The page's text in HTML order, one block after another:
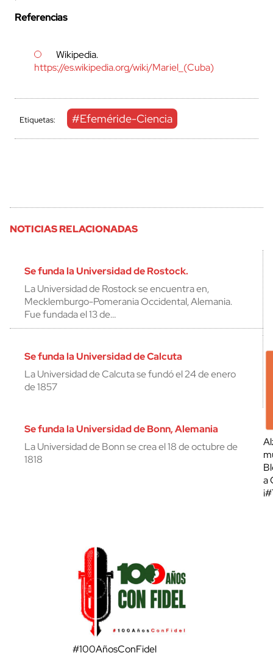
Referencias
Wikipedia.
https://es.wikipedia.org/wiki/Mariel_(Cuba)
Etiquetas: #Efeméride-Ciencia
NOTICIAS RELACIONADAS
Se funda la Universidad de Rostock.
La Universidad de Rostock se encuentra en,
Mecklemburgo-Pomerania Occidental, Alemania.
Fue fundada el 13 de…
Se funda la Universidad de Calcuta
La Universidad de Calcuta se fundó el 24 de enero
de 1857
Se funda la Universidad de Bonn, Alemania
La Universidad de Bonn se crea el 18 de octubre de
1818
a
#100AñosConFidel